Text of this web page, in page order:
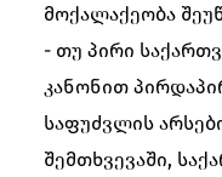
მოქალაქეობა
- თუ პირი
კანონით
საფუძვლის
შემთხვევაში,